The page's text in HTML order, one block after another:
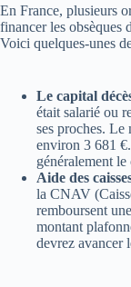
En France, plusieurs
financer les obsèques
Voici quelques-unes
Le capital
était salarié ou
ses proches. Le
environ 3 681
généralement
Aide des
la CNAV
remboursent
montant
devrez avancer